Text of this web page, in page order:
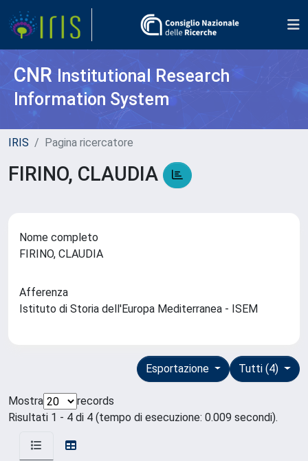
CNR Institutional Research
Information System
IRIS Pagina ricercatore
FIRINO, CLAUDIA
Nome completo
FIRINO, CLAUDIA
Afferenza
Istituto di Storia dell'Europa Mediterranea - ISEM
Tutti (4)
Esportazione
Mostra
records
Risultati 1 - 4 di 4 (tempo di esecuzione: 0.009 secondi).